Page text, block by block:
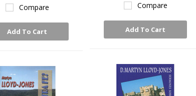
Compare
Add To Cart
Compare
Add To Cart